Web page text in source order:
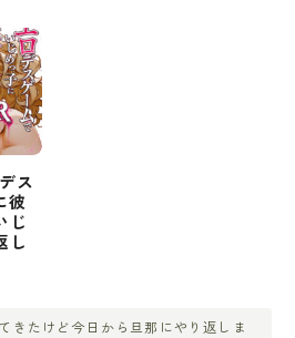
ス
彼
じ
し
きたけど今日から旦那にやり返しま